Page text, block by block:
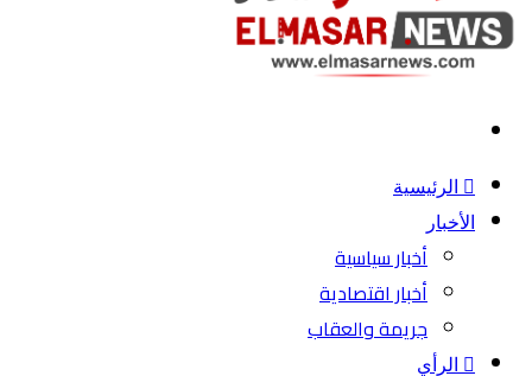
الرئيسية
الأخبار
أخبار سياسية
أخبار اقتصادية
جريمة والعقاب
الرأي